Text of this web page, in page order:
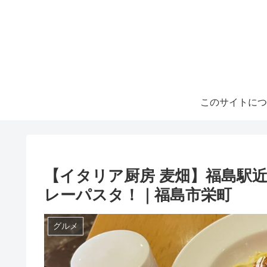
このサイトに
【イタリア厨房 麦畑】福島
レーパスタ！｜福島市栄町
グルメ